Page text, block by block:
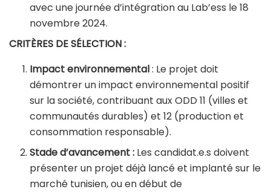
avec une journée d’intégration au Lab’ess le 18
novembre 2024.
CRITÈRES DE SÉLECTION :
Impact environnemental: Le projet doit
démontrer un impact environnemental positif
sur la société, contribuant aux ODD 11 (villes et
communautés durables) et 12 (production et
consommation responsable).
Stade d’avancement : Les candidat.e.s doivent
présenter un projet déjà lancé et implanté sur le
marché tunisien, ou en début de